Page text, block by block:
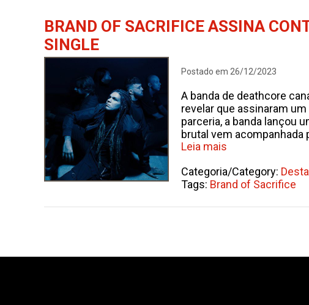
BRAND OF SACRIFICE ASSINA
SINGLE
Postado em 26/12/2023
A banda de deathcore
revelar que assinaram
parceria, a banda lançou
brutal vem acompanhada
Leia mais
Categoria/Category:
Tags: Brand of Sacrifice